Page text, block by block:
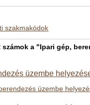
szakmakódok
számok a "Ipari gép,
üzembe
üzembe